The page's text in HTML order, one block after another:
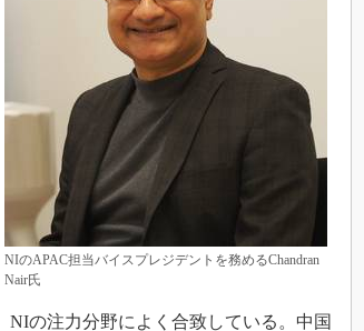
ア」の
NIのAPAC担当バイスプレジデントを務めるChandran
Nair氏
の注力分野によく合致している。中国